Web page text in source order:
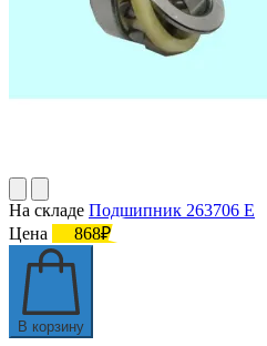
На складе Подшипник 263706 Е
Цена
868₽
В корзину